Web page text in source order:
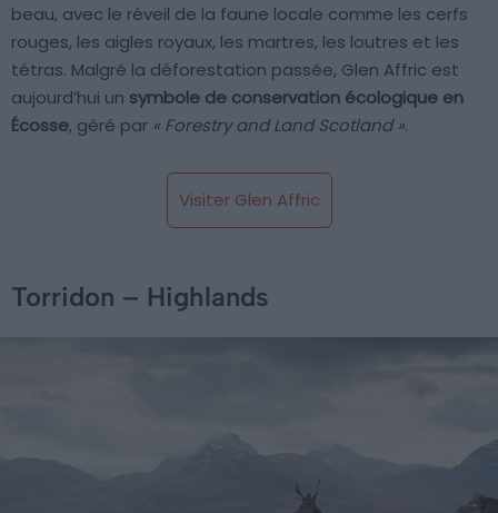
beau, avec le réveil de la faune locale comme les cerfs
rouges, les aigles royaux, les martres, les loutres et les
tétras. Malgré la déforestation passée, Glen Affric est
aujourd’hui un symbole de conservation écologique en
Écosse, géré par « Forestry and Land Scotland ».
Visiter Glen Affric
Torridon – Highlands